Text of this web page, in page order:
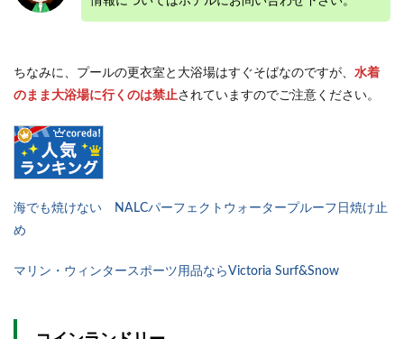
ちなみに、プールの更衣室と大浴場はすぐそばなのですが、 水着
のまま大浴場に行くのは禁止されていますのでご注意ください。
海でも焼けない NALCパーフェクトウォータープルーフ日焼け止
め
マリン・ウィンタースポーツ用品ならVictoria Surf&Snow